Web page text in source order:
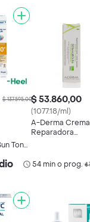
$ 137.595,00
Tono
$ 53.860,00
(1077.18/ml)
A-Derma Crema
Reparadora
54 min o prog.•